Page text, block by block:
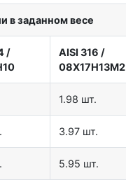
в заданном весе
/
AISI 316 /
08Х17Н13М2
1.98 шт.
3.97 шт.
5.95 шт.